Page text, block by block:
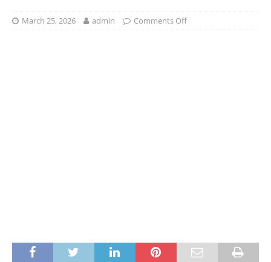
March 25, 2026 admin Comments Off